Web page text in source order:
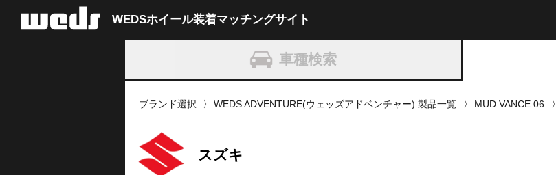
WEDSホイール装着マッチングサイト
車種検索
ブランド選択 WEDS ADVENTURE(ウェッズアドベンチャー) 製品一覧 MUD VANCE 06
スズキ